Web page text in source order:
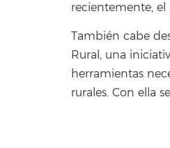
recientemente, el
También cabe
Rural, una
herramientas
rurales. Con ella